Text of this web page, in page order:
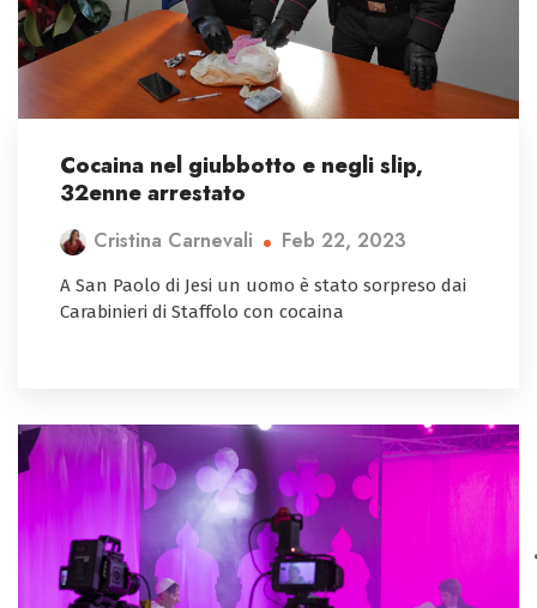
Cocaina nel giubbotto e negli slip,
32enne arrestato
Cristina Carnevali Feb 22, 2023
A San Paolo di Jesi un uomo è stato sorpreso dai
Carabinieri di Staffolo con cocaina